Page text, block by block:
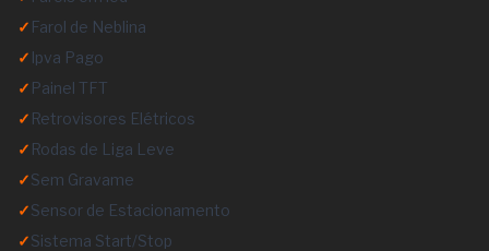
✓ Farol de Neblina
✓ Ipva Pago
✓ Painel TFT
✓ Retrovisores Elétricos
✓ Rodas de Liga Leve
✓Sem Gravame
✓Sensor de Estacionamento
✓Sistema Start/Stop